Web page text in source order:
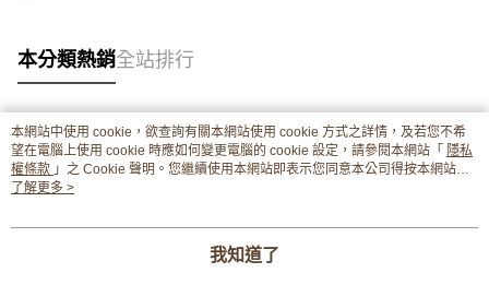
本分類熱銷全站排行
熱門標籤
本網站中使用 cookie，欲查詢有關本網站使用 cookie 方式之詳情，及若您不希
望在電腦上使用 cookie 時應如何變更電腦的 cookie 設定，請參閱本網站「 隱私
權條款 」之 Cookie 聲明。您繼續使用本網站即表示您同意本公司得按本網站使
用條款之 Cookie 聲明使用 cookie。
了解更多 >
我知道了